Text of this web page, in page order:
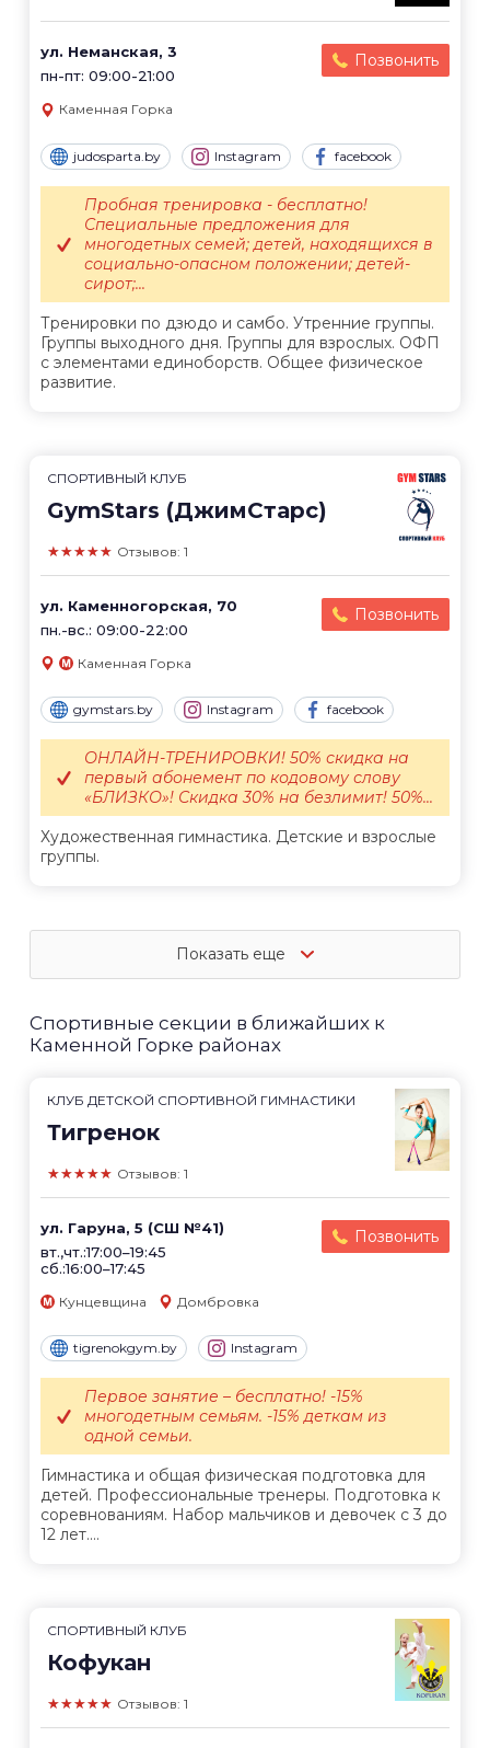
ул. Неманская, 3
пн-пт: 09:00-21:00
Позвонить
Каменная Горка
judosparta.by Instagram facebook
Тренировки по дзюдо и самбо. Утренние группы.
Группы выходного дня. Группы для взрослых. ОФП
с элементами единоборств. Общее физическое
развитие.
Пробная тренировка - бесплатно!
Специальные предложения для
многодетных семей; детей, находящихся в
социально-опасном положении; детей-
сирот;...
СПОРТИВНЫЙ КЛУБ
GymStars (ДжимСтарс)
★★★★★ Отзывов: 1
ул. Каменногорская, 70
пн.-вс.: 09:00-22:00
Позвонить
Каменная Горка
gymstars.by Instagram facebook
Художественная гимнастика. Детские и взрослые
группы.
ОНЛАЙН-ТРЕНИРОВКИ! 50% скидка на
первый абонемент по кодовому слову
«БЛИЗКО»! Скидка 30% на безлимит! 50%...
Показать еще
Спортивные секции в ближайших к
Каменной Горке районах
КЛУБ ДЕТСКОЙ СПОРТИВНОЙ ГИМНАСТИКИ
Тигренок
★★★★★ Отзывов: 1
ул. Гаруна, 5 (СШ №41)
вт.,чт.:17:00–19:45
сб.:16:00–17:45
Позвонить
Кунцевщина Домбровка
tigrenokgym.by Instagram
Гимнастика и общая физическая подготовка для
детей. Профессиональные тренеры. Подготовка к
соревнованиям. Набор мальчиков и девочек с 3 до
12 лет....
Первое занятие – бесплатно! -15%
многодетным семьям. -15% деткам из
одной семьи.
СПОРТИВНЫЙ КЛУБ
Кофукан
★★★★★ Отзывов: 1